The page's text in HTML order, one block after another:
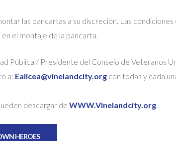
las pancartas a su discreción. Las
el montaje de la pancarta.
Pública / Presidente del Consejo de Veteranos
a: Ealicea@vinelandcity.org con todas y cada
descargar deWWW.Vinelandcity.org
HEROES